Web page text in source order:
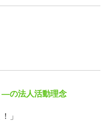
―の法人活動理念
」